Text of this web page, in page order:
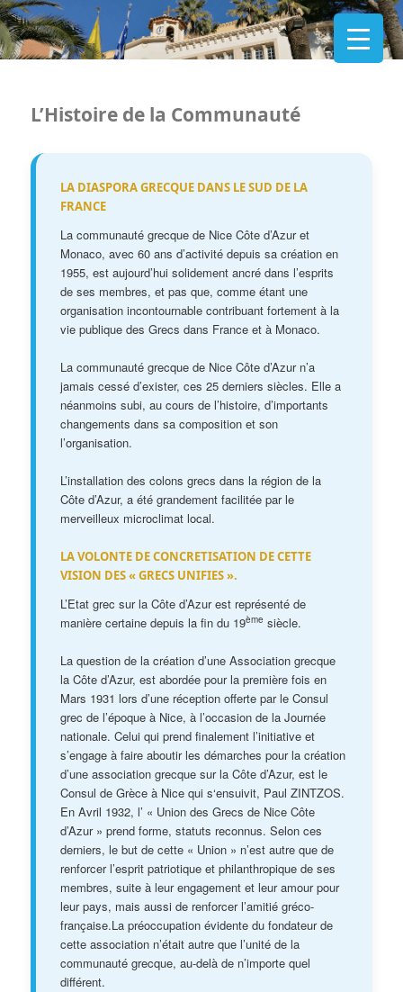
L’Histoire de la Communauté
LA DIASPORA GRECQUE DANS LE SUD DE LA
FRANCE
La communauté grecque de Nice Côte d’Azur et
Monaco, avec 60 ans d’activité depuis sa création en
1955, est aujourd’hui solidement ancré dans l’esprits
de ses membres, et pas que, comme étant une
organisation incontournable contribuant fortement à la
vie publique des Grecs dans France et à Monaco.
La communauté grecque de Nice Côte d’Azur n’a
jamais cessé d’exister, ces 25 derniers siècles. Elle a
néanmoins subi, au cours de l’histoire, d’importants
changements dans sa composition et son
l’organisation.
L’installation des colons grecs dans la région de la
Côte d’Azur, a été grandement facilitée par le
merveilleux microclimat local.
LA VOLONTE DE CONCRETISATION DE CETTE
VISION DES « GRECS UNIFIES ».
L’Etat grec sur la Côte d’Azur est représenté de
manière certaine depuis la fin du 19ème siècle.
La question de la création d’une Association grecque
la Côte d’Azur, est abordée pour la première fois en
Mars 1931 lors d’une réception offerte par le Consul
grec de l’époque à Nice, à l’occasion de la Journée
nationale. Celui qui prend finalement l’initiative et
s’engage à faire aboutir les démarches pour la création
d’une association grecque sur la Côte d’Azur, est le
Consul de Grèce à Nice qui s‘ensuivit, Paul ZINTZOS.
En Avril 1932, l’ « Union des Grecs de Nice Côte
d’Azur » prend forme, statuts reconnus. Selon ces
derniers, le but de cette « Union » n’est autre que de
renforcer l’esprit patriotique et philanthropique de ses
membres, suite à leur engagement et leur amour pour
leur pays, mais aussi de renforcer l’amitié gréco-
française.La préoccupation évidente du fondateur de
cette association n’était autre que l’unité de la
communauté grecque, au-delà de n’importe quel
différent.